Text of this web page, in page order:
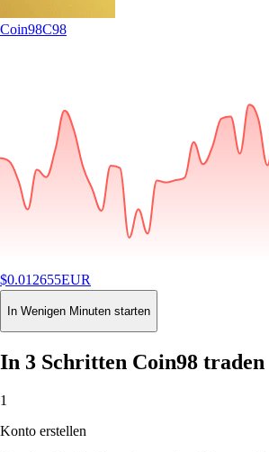
Coin98C98
$0.012655EUR
-4.17%24H
Buy
In Wenigen Minuten starten
In 3 Schritten Coin98 traden
1
Konto erstellen